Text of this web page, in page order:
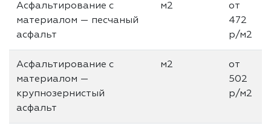
Асфальтирование с
материалом — песчаный
асфальт
м2
от
472
р/м2
Асфальтирование с
материалом —
крупнозернистый
асфальт
м2
от
502
р/м2